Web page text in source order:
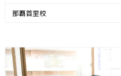
那覇首里校